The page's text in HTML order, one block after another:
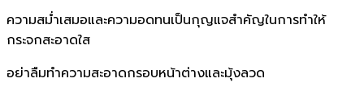
ความสม่ำเสมอและความอดทนเป็นกุญแจสำคัญในการทำให้
กระจกสะอาดใส
อย่าลืมทำความสะอาดกรอบหน้าต่างและมุ้งลวด